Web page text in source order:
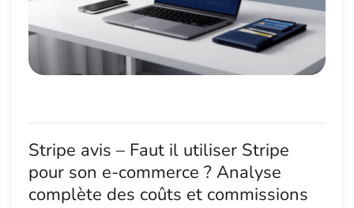
Stripe avis – Faut il utiliser Stripe
pour son e-commerce ? Analyse
complète des coûts et commissions